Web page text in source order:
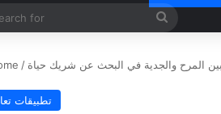
/ المرح والجدية في البحث عن شريك حياة
تطبيقات